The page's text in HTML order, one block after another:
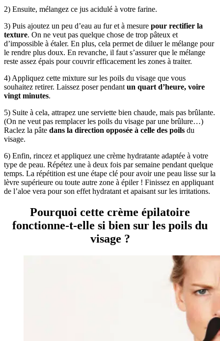
2) Ensuite, mélangez ce jus acidulé à votre farine.
3) Puis ajoutez un peu d’eau au fur et à mesure pour rectifier la
texture. On ne veut pas quelque chose de trop pâteux et
d’impossible à étaler. En plus, cela permet de diluer le mélange pour
le rendre plus doux. En revanche, il faut s’assurer que le mélange
reste assez épais pour couvrir efficacement les zones à traiter.
4) Appliquez cette mixture sur les poils du visage que vous
souhaitez retirer. Laissez poser pendant un quart d’heure, voire
vingt minutes.
5) Suite à cela, attrapez une serviette bien chaude, mais pas brûlante.
(On ne veut pas remplacer les poils du visage par une brûlure…)
Raclez la pâte dans la direction opposée à celle des poils du
visage.
6) Enfin, rincez et appliquez une crème hydratante adaptée à votre
type de peau. Répétez une à deux fois par semaine pendant quelque
temps. La répétition est une étape clé pour avoir une peau lisse sur la
lèvre supérieure ou toute autre zone à épiler ! Finissez en appliquant
de l’aloe vera pour son effet hydratant et apaisant sur les irritations.
Pourquoi cette crème épilatoire
fonctionne-t-elle si bien sur les poils du
visage ?